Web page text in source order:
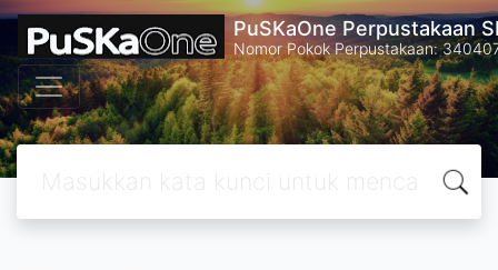
PuSKaOne Perpustakaan
Nomor Pokok Perpustakaan: